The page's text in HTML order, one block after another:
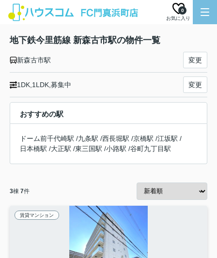
お気に入り
0
地下鉄今里筋線 新森古市駅の物件一覧
新森古市駅 変更
1DK,1LDK,募集中 変更
おすすめの駅
ドーム前千代崎駅 /九条駅 /西長堀駅 /京橋駅 /江坂駅 /
日本橋駅 /大正駅 /東三国駅 /小路駅 /谷町九丁目駅
3棟 7件
賃貸マンション